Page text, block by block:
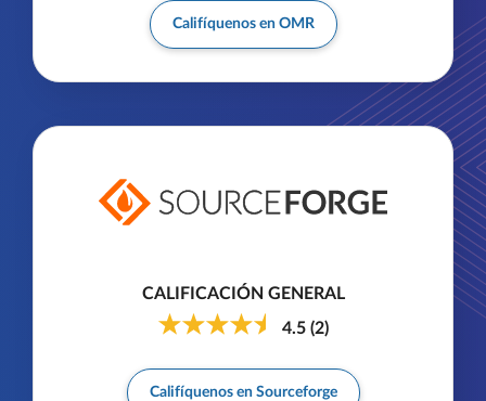
Califíquenos en OMR
CALIFICACIÓN GENERAL
4.5(2)
Califíquenos en Sourceforge